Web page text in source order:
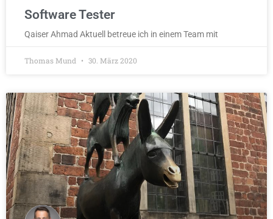
Software Tester
Qaiser Ahmad Aktuell betreue ich in einem Team mit
Thomas Mund 30. März 2020